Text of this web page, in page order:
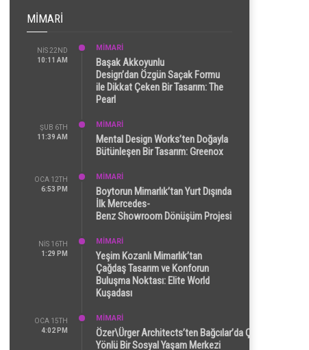
MIMARI
NIS 22ND
10:11 AM
MİMARİ
Başak Akkoyunlu
Design’dan Özgün Saçak Formu
ile Dikkat Çeken Bir Tasarım: The
Pearl
ŞUB 6TH
11:39 AM
MİMARİ
Mental Design Works’ten Doğayla
Bütünleşen Bir Tasarım: Greenox
OCA 12TH
6:53 PM
MİMARİ
Boytorun Mimarlık’tan Yurt Dışında
İlk Mercedes-
Benz Showroom Dönüşüm Projesi
NIS 16TH
1:29 PM
MİMARİ
Yeşim Kozanlı Mimarlık’tan
Çağdaş Tasarım ve Konforun
Buluşma Noktası: Elite World
Kuşadası
OCA 15TH
4:02 PM
MİMARİ
Özer\Ürger Architects’ten Bağcılar’da Çok
Yönlü Bir Sosyal Yaşam Merkezi